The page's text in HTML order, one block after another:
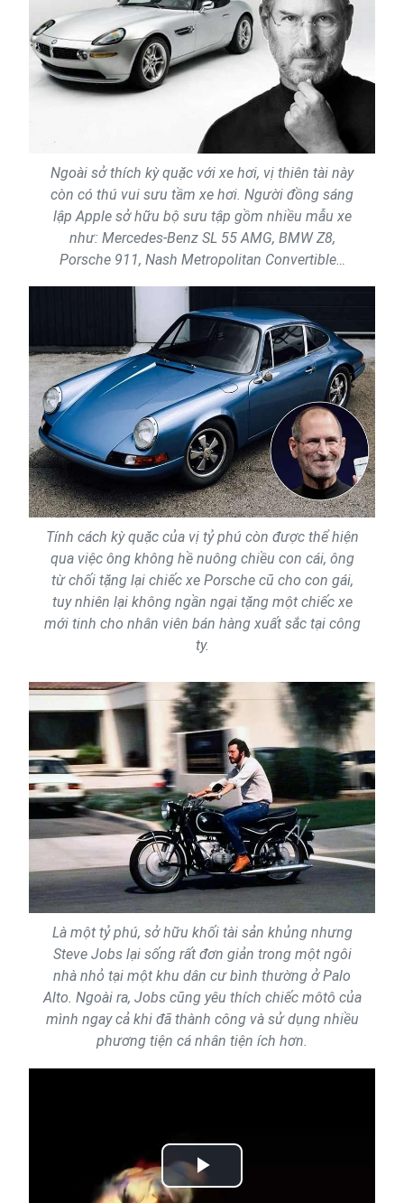
Ngoài sở thích kỳ quặc với xe hơi, vị thiên tài này
còn có thú vui sưu tầm xe hơi. Người đồng sáng
lập Apple sở hữu bộ sưu tập gồm nhiều mẫu xe
như: Mercedes-Benz SL 55 AMG, BMW Z8,
Porsche 911, Nash Metropolitan Convertible…
Tính cách kỳ quặc của vị tỷ phú còn được thể hiện
qua việc ông không hề nuông chiều con cái, ông
từ chối tặng lại chiếc xe Porsche cũ cho con gái,
tuy nhiên lại không ngần ngại tặng một chiếc xe
mới tinh cho nhân viên bán hàng xuất sắc tại công
ty.
Là một tỷ phú, sở hữu khối tài sản khủng nhưng
Steve Jobs lại sống rất đơn giản trong một ngôi
nhà nhỏ tại một khu dân cư bình thường ở Palo
Alto. Ngoài ra, Jobs cũng yêu thích chiếc môtô của
mình ngay cả khi đã thành công và sử dụng nhiều
phương tiện cá nhân tiện ích hơn.
Play